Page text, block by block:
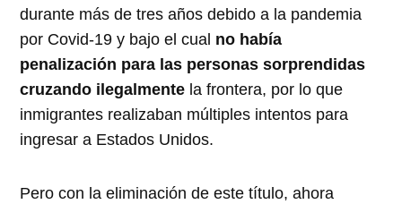
durante más de tres años debido a la pandemia
por Covid-19 y bajo el cual no había
penalización para las personas sorprendidas
cruzando ilegalmente la frontera, por lo que
inmigrantes realizaban múltiples intentos para
ingresar a Estados Unidos.
Pero con la eliminación de este título, ahora